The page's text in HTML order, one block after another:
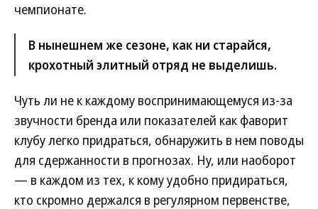
чемпионате.
В нынешнем же сезоне, как ни старайся,
крохотный элитный отряд не выделишь.
Чуть ли не к каждому воспринимающемуся из-за
звучности бренда или показателей как фаворит
клубу легко придраться, обнаружить в нем поводы
для сдержанности в прогнозах. Ну, или наоборот
— в каждом из тех, к кому удобно придираться,
кто скромно держался в регулярном первенстве,